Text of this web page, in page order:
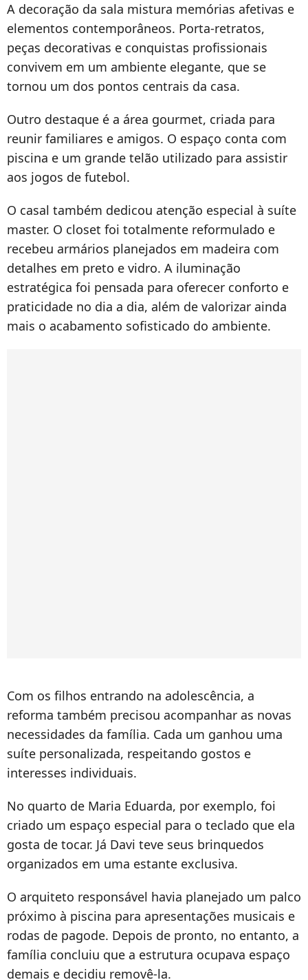
A decoração da sala mistura memórias afetivas e
elementos contemporâneos. Porta-retratos,
peças decorativas e conquistas profissionais
convivem em um ambiente elegante, que se
tornou um dos pontos centrais da casa.
Outro destaque é a área gourmet, criada para
reunir familiares e amigos. O espaço conta com
piscina e um grande telão utilizado para assistir
aos jogos de futebol.
O casal também dedicou atenção especial à suíte
master. O closet foi totalmente reformulado e
recebeu armários planejados em madeira com
detalhes em preto e vidro. A iluminação
estratégica foi pensada para oferecer conforto e
praticidade no dia a dia, além de valorizar ainda
mais o acabamento sofisticado do ambiente.
Com os filhos entrando na adolescência, a
reforma também precisou acompanhar as novas
necessidades da família. Cada um ganhou uma
suíte personalizada, respeitando gostos e
interesses individuais.
No quarto de Maria Eduarda, por exemplo, foi
criado um espaço especial para o teclado que ela
gosta de tocar. Já Davi teve seus brinquedos
organizados em uma estante exclusiva.
O arquiteto responsável havia planejado um palco
próximo à piscina para apresentações musicais e
rodas de pagode. Depois de pronto, no entanto, a
família concluiu que a estrutura ocupava espaço
demais e decidiu removê-la.